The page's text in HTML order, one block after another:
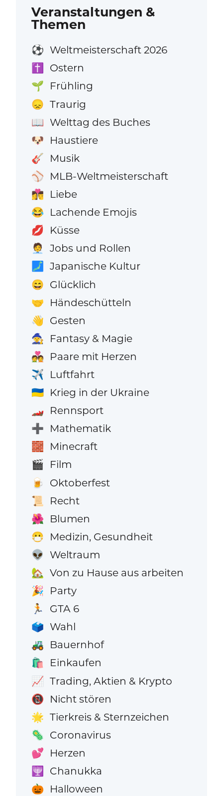
Veranstaltungen &
Themen
⚽ Weltmeisterschaft 2026
✝️ Ostern
🌱 Frühling
😞 Traurig
📖 Welttag des Buches
🐶 Haustiere
🎸 Musik
⚾ MLB-Weltmeisterschaft
👩‍❤️‍💋‍👨 Liebe
😂 Lachende Emojis
💋 Küsse
🧑‍💼 Jobs und Rollen
🗾 Japanische Kultur
😄 Glücklich
🤝 Händeschütteln
👋 Gesten
🧙 Fantasy & Magie
💑 Paare mit Herzen
✈️ Luftfahrt
🇺🇦 Krieg in der Ukraine
🏎️ Rennsport
➕ Mathematik
🧱 Minecraft
🎬 Film
🍺 Oktoberfest
📜 Recht
🌺 Blumen
😷 Medizin, Gesundheit
👽 Weltraum
🏡 Von zu Hause aus arbeiten
🎉 Party
🏃 GTA 6
🗳️ Wahl
🚜 Bauernhof
🛍️ Einkaufen
📈 Trading, Aktien & Krypto
📵 Nicht stören
🌟 Tierkreis & Sternzeichen
🦠 Coronavirus
💕 Herzen
🕎 Chanukka
🎃 Halloween